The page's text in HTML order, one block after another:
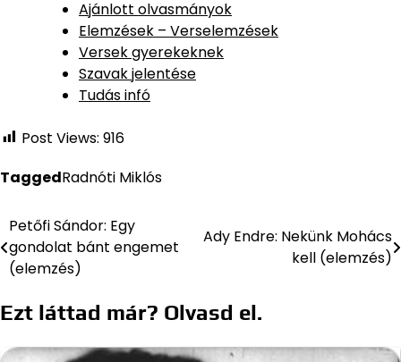
Ajánlott olvasmányok
Elemzések – Verselemzések
Versek gyerekeknek
Szavak jelentése
Tudás infó
Post Views: 916
TaggedRadnóti Miklós
Bejegyzés
navigáció
Petőfi Sándor: Egy
gondolat bánt engemet
(elemzés)
Ady Endre: Nekünk Mohács
kell (elemzés)
Ezt láttad már? Olvasd el.